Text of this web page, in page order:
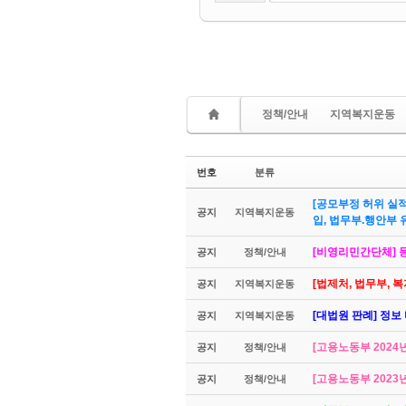
정책/안내 지역복지운동
번호 분류
공지 지역복지운동
[공모부정 허위 실
입, 법무부.행안부
공지 정책/안내 [비영리민간단체]
공지 지역복지운동 [법제처, 법무부,
공지 지역복지운동 [대법원 판례] 정보
공지 정책/안내 [고용노동부 2024
공지 정책/안내 [고용노동부 2023